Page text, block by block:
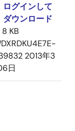
ログインして
ダウンロード
8 KB
2013年3
日